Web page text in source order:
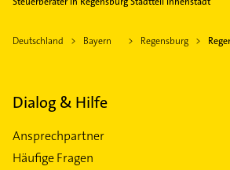
Deutschland Bayern Regensburg
Dialog & Hilfe
Ansprechpartner
Häufige Fragen